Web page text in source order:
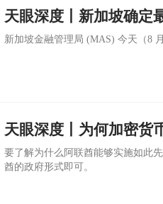
天眼深度丨新加坡确定
新加坡金融管理局 (MAS) 今天（8
天眼深度丨为何加密货
要了解为什么阿联酋能够实施如此
酋的政府形式即可。